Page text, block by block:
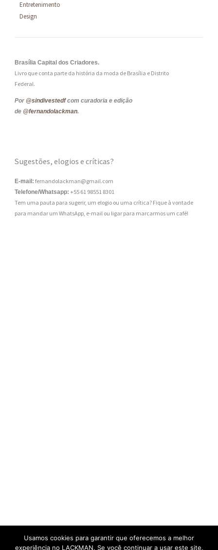
Entretenimento
Design
Brasília Capital dos Criadores.
Livro que conta parte da história da moda de Brasília e Distrito
Federal.
Por @sindivestedfcom curadoria e edição
de @fernandolackman.
Sugestões, elogios e críticas?
E-mail: fernandolackman@gmail.com
Telefone/Whatsapp: +55 61 98551 8301
Tem uma pauta para sugerir, um elogio ou uma crítica? Fique à vontade
para mandar um WhatsApp, e-mail ou ligar para marcarmos um café!
Usamos cookies para garantir que oferecemos a melhor
experiência no LACKMAN. Se você continuar a usar este site,